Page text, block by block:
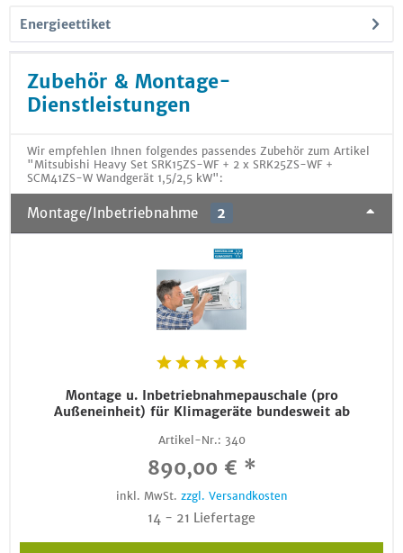
Energieettiket
Zubehör & Montage-
Dienstleistungen
Wir empfehlen Ihnen folgendes passendes Zubehör zum Artikel
"Mitsubishi Heavy Set SRK15ZS-WF + 2 x SRK25ZS-WF +
SCM41ZS-W Wandgerät 1,5/2,5 kW":
Montage/Inbetriebnahme 2
Montage u. Inbetriebnahmepauschale (pro
Außeneinheit) für Klimageräte bundesweit ab
Artikel-Nr.: 340
890,00 € *
inkl. MwSt. zzgl. Versandkosten
14 - 21 Liefertage